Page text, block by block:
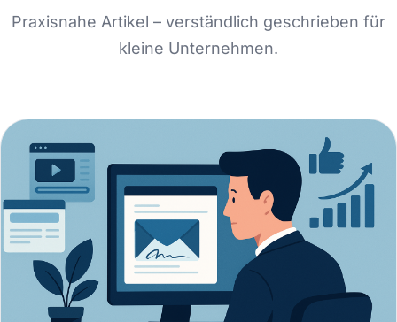
Praxisnahe Artikel – verständlich geschrieben für
kleine Unternehmen.